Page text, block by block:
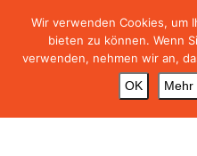
Wir verwenden Cookies, um
bieten zu können. Wenn
verwenden, nehmen wir an,
OK
Mehr